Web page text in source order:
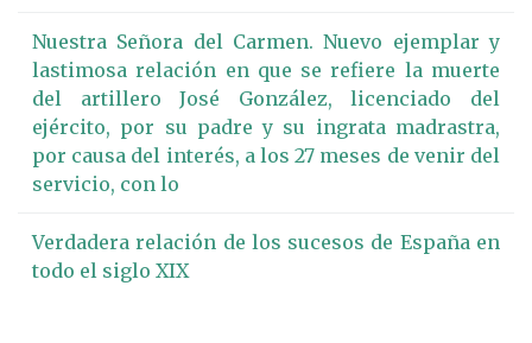
Nuestra Señora del Carmen. Nuevo ejemplar y
lastimosa relación en que se refiere la muerte
del artillero José González, licenciado del
ejército, por su padre y su ingrata madrastra,
por causa del interés, a los 27 meses de venir del
servicio, con lo
Verdadera relación de los sucesos de España en
todo el siglo XIX